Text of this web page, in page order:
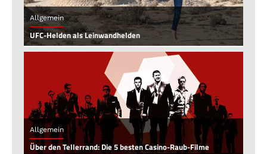
Allgemein
UFC-Helden als Leinwandhelden
Allgemein
Über den Tellerrand: Die 5 besten Casino-Raub-Filme